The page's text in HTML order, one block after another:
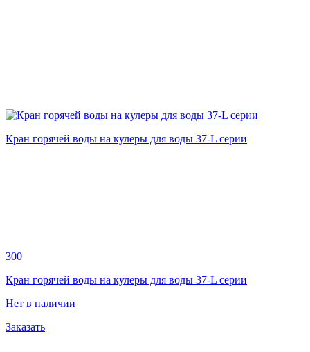
Кран горячей воды на кулеры для воды 37-L серии
300
Кран горячей воды на кулеры для воды 37-L серии
Нет в наличии
Заказать